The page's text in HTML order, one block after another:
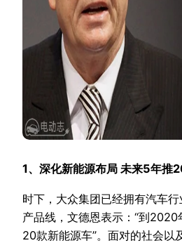
1、深化新能源布局 未来5年推
时下，大众集团已经拥有汽车
产品线，文德恩表示：“到2020
20款新能源车”。面对的社会以